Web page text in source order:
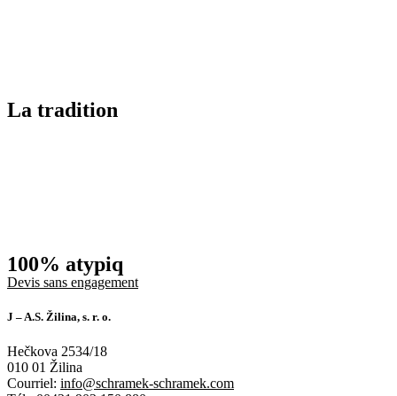
La tradition
100% atypiq
Devis sans engagement
J – A.S. Žilina, s. r. o.
Hečkova 2534/18
010 01 Žilina
Courriel: info@schramek-schramek.com